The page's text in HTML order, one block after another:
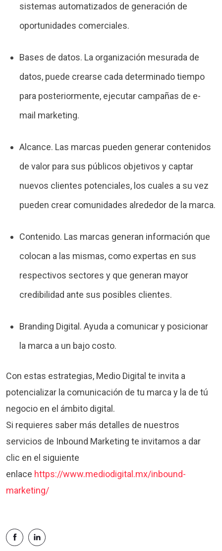
sistemas automatizados de generación de
oportunidades comerciales.
Bases de datos. La organización mesurada de
datos, puede crearse cada determinado tiempo
para posteriormente, ejecutar campañas de e-
mail marketing.
Alcance. Las marcas pueden generar contenidos
de valor para sus públicos objetivos y captar
nuevos clientes potenciales, los cuales a su vez
pueden crear comunidades alrededor de la marca.
Contenido. Las marcas generan información que
colocan a las mismas, como expertas en sus
respectivos sectores y que generan mayor
credibilidad ante sus posibles clientes.
Branding Digital. Ayuda a comunicar y posicionar
la marca a un bajo costo.
Con estas estrategias, Medio Digital te invita a
potencializar la comunicación de tu marca y la de tú
negocio en el ámbito digital.
Si requieres saber más detalles de nuestros
servicios de Inbound Marketing te invitamos a dar
clic en el siguiente
enlace https://www.mediodigital.mx/inbound-
marketing/